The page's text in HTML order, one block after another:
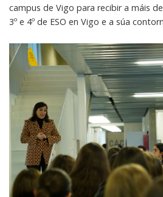
campus de Vigo para recibir a máis
3º e 4º de ESO en Vigo e a súa